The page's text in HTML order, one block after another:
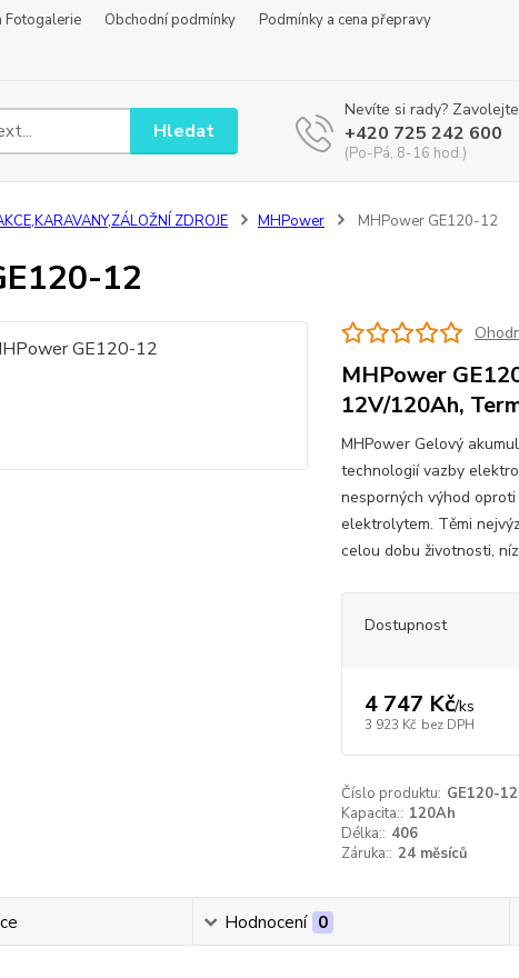
Fotogalerie Obchodní podmínky
Podmínky a cena přepravy
Hledat
Nevíte si rady?
+420 725 242 600
(Po-Pá, 8-16 hod.)
ZDROJE MHPower MHPower GE120-12
12
MHPower
12V/120Ah,
MHPower Gelový
technologií vazby
nesporných výhod
elektrolytem. Těmi
celou dobu životnosti,
Dostupnost
4 747 Kč/ks
3 923 Kč bez DPH
Číslo produktu: GE120-12
Kapacita:: 120Ah
Délka:: 406
Záruka:: 24 měsíců
Hodnocení 0